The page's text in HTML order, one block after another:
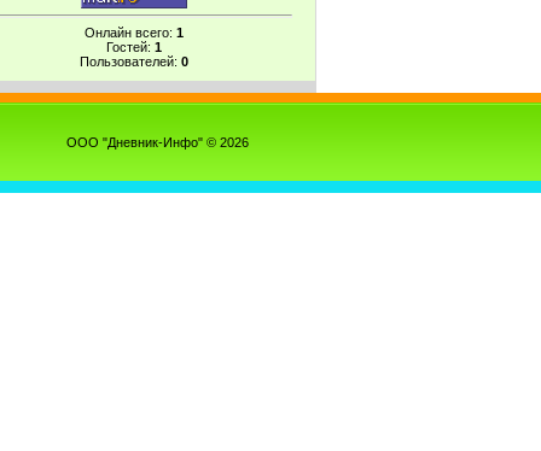
Онлайн всего: 1
Гостей: 1
Пользователей: 0
ООО "Дневник-Инфо" © 2026